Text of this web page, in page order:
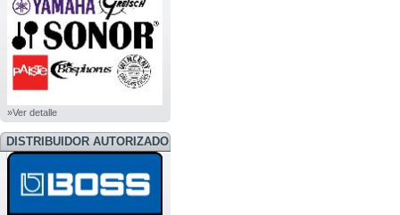
»Ver detalle
DISTRIBUIDOR AUTORIZADO
BOSS